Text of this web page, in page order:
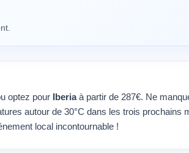
optez pour Iberiaà partir de 287€. Ne
autour de 30°C dans les trois prochains
local incontournable !